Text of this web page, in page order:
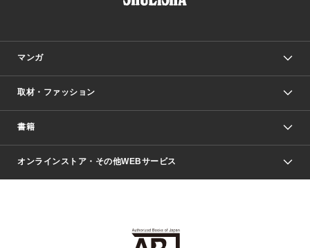
マンガ
少年マンガ
Vジャンプ
週刊ヤングジャンプ
取材・ファッション
Seventeen
芸能・情報・スポーツ
書籍
文芸・文庫・総合
ライトノベル・ノベライズ
オンラインストア・その他WEBサービス